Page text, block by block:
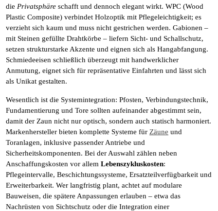
die Privatsphäre schafft und dennoch elegant wirkt. WPC (Wood
Plastic Composite) verbindet Holzoptik mit Pflegeleichtigkeit; es
verzieht sich kaum und muss nicht gestrichen werden. Gabionen –
mit Steinen gefüllte Drahtkörbe – liefern Sicht- und Schallschutz,
setzen strukturstarke Akzente und eignen sich als Hangabfangung.
Schmiedeeisen schließlich überzeugt mit handwerklicher
Anmutung, eignet sich für repräsentative Einfahrten und lässt sich
als Unikat gestalten.
Wesentlich ist die Systemintegration: Pfosten, Verbindungstechnik,
Fundamentierung und Tore sollten aufeinander abgestimmt sein,
damit der Zaun nicht nur optisch, sondern auch statisch harmoniert.
Markenhersteller bieten komplette Systeme für Zäune und
Toranlagen, inklusive passender Antriebe und
Sicherheitskomponenten. Bei der Auswahl zählen neben
Anschaffungskosten vor allem Lebenszykluskosten:
Pflegeintervalle, Beschichtungssysteme, Ersatzteilverfügbarkeit und
Erweiterbarkeit. Wer langfristig plant, achtet auf modulare
Bauweisen, die spätere Anpassungen erlauben – etwa das
Nachrüsten von Sichtschutz oder die Integration einer